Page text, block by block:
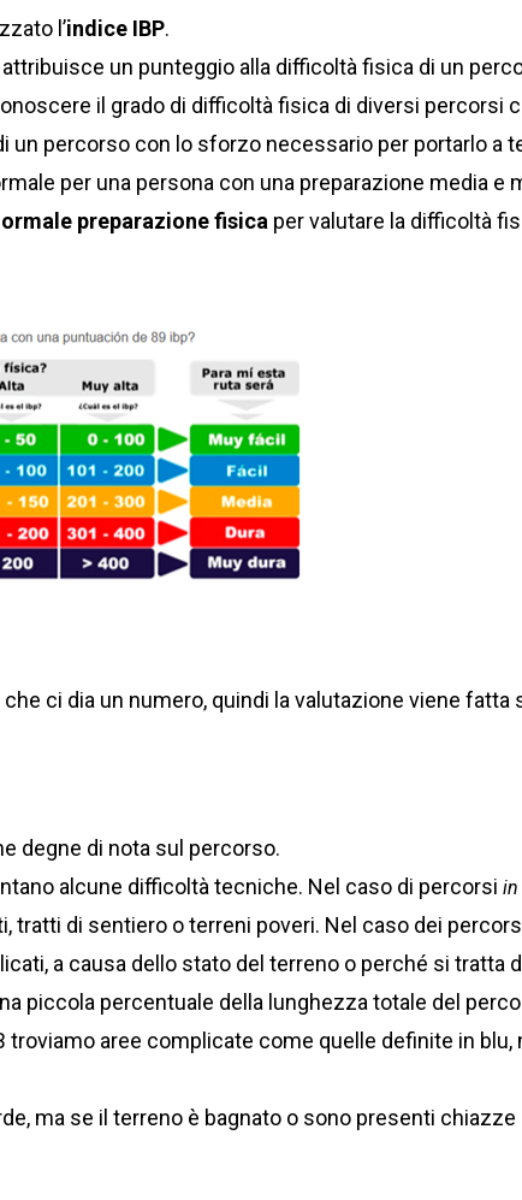
l’indice IBP.
un punteggio alla difficoltà fisica di un
il grado di difficoltà fisica di diversi percorsi
percorso con lo sforzo necessario per portarlo a
per una persona con una preparazione media
preparazione fisica per valutare la difficoltà
ci dia un numero, quindi la valutazione viene fatta
degne di nota sul percorso.
alcune difficoltà tecniche. Nel caso di percorsi in
tratti di sentiero o terreni poveri. Nel caso dei
a causa dello stato del terreno o perché si tratta
piccola percentuale della lunghezza totale del
troviamo aree complicate come quelle definite in
ma se il terreno è bagnato o sono presenti